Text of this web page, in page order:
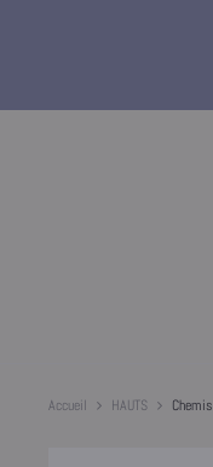
Accueil HAUTS